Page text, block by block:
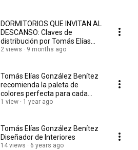
DORMITORIOS QUE INVITAN AL
DESCANSO: Claves de
distribución por Tomás Elías
González Benítez
2 views 9 months ago
Tomás Elías González Benítez
recomienda la paleta de
colores perfecta para cada
espacio
1 view 1 year ago
Tomás Elías González Benítez
Diseñador de Interiores
14 views 6 years ago